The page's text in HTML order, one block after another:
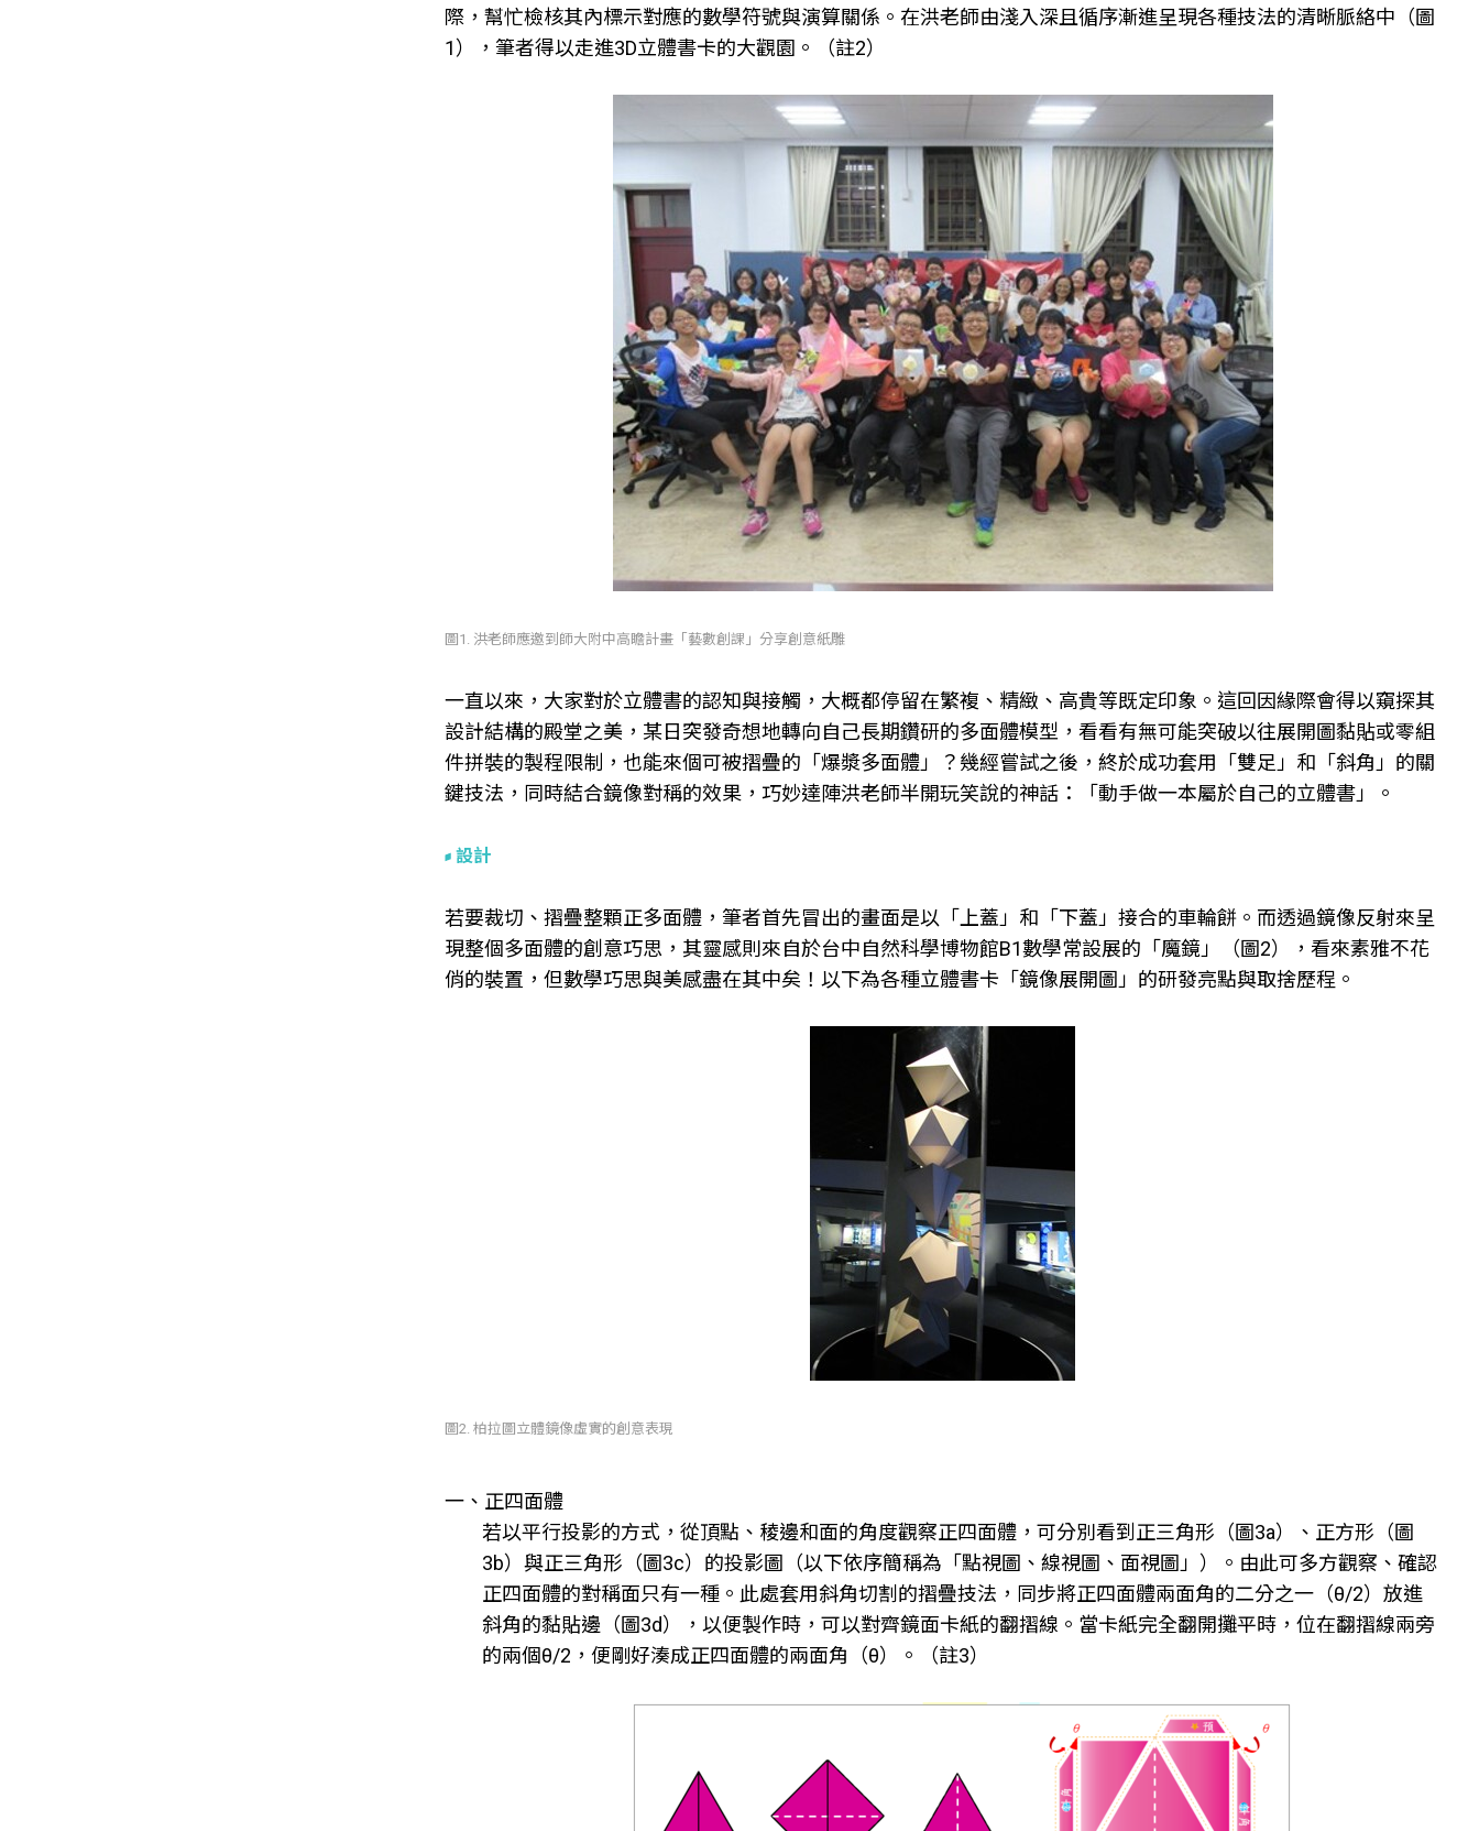
際，幫忙檢核其內標示對應的數學符號與演算關係。在洪老師由淺入深且循序漸進呈現各種技法的清晰脈絡中（圖
1），筆者得以走進3D立體書卡的大觀園。（註2）
圖1. 洪老師應邀到師大附中高瞻計畫「藝數創課」分享創意紙雕
一直以來，大家對於立體書的認知與接觸，大概都停留在繁複、精緻、高貴等既定印象。這回因緣際會得以窺探其
設計結構的殿堂之美，某日突發奇想地轉向自己長期鑽研的多面體模型，看看有無可能突破以往展開圖黏貼或零組
件拼裝的製程限制，也能來個可被摺疊的「爆漿多面體」？幾經嘗試之後，終於成功套用「雙足」和「斜角」的關
鍵技法，同時結合鏡像對稱的效果，巧妙達陣洪老師半開玩笑說的神話：「動手做一本屬於自己的立體書」。
設計
若要裁切、摺疊整顆正多面體，筆者首先冒出的畫面是以「上蓋」和「下蓋」接合的車輪餅。而透過鏡像反射來呈
現整個多面體的創意巧思，其靈感則來自於台中自然科學博物館B1數學常設展的「魔鏡」（圖2），看來素雅不花
俏的裝置，但數學巧思與美感盡在其中矣！以下為各種立體書卡「鏡像展開圖」的研發亮點與取捨歷程。
圖2. 柏拉圖立體鏡像虛實的創意表現
一、正四面體
若以平行投影的方式，從頂點、稜邊和面的角度觀察正四面體，可分別看到正三角形（圖3a）、正方形（圖
3b）與正三角形（圖3c）的投影圖（以下依序簡稱為「點視圖、線視圖、面視圖」）。由此可多方觀察、確認
正四面體的對稱面只有一種。此處套用斜角切割的摺疊技法，同步將正四面體兩面角的二分之一（θ/2）放進
斜角的黏貼邊（圖3d），以便製作時，可以對齊鏡面卡紙的翻摺線。當卡紙完全翻開攤平時，位在翻摺線兩旁
的兩個θ/2，便剛好湊成正四面體的兩面角（θ）。（註3）